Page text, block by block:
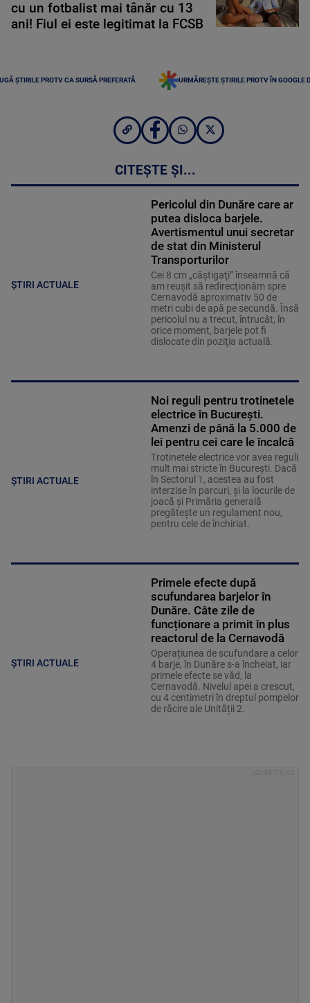
cu un fotbalist mai tânăr cu 13
ani! Fiul ei este legitimat la FCSB
ȘTIRILE PROTV CA SURSĂ PREFERATĂ URMĂREȘTE ȘTIRILE PROTV ÎN GOOGLE
CITEȘTE ȘI...
ȘTIRI ACTUALE
Pericolul din Dunăre care ar
putea disloca barjele.
Avertismentul unui secretar
de stat din Ministerul
Transporturilor
Cei 8 cm „câştigaţi” înseamnă că
am reuşit să redirecţionăm spre
Cernavodă aproximativ 50 de
metri cubi de apă pe secundă. Însă
pericolul nu a trecut, întrucât, în
orice moment, barjele pot fi
dislocate din poziţia actuală.
ȘTIRI ACTUALE
Noi reguli pentru trotinetele
electrice în București.
Amenzi de până la 5.000 de
lei pentru cei care le încalcă
Trotinetele electrice vor avea reguli
mult mai stricte în București. Dacă
în Sectorul 1, acestea au fost
interzise în parcuri, și la locurile de
joacă și Primăria generală
pregătește un regulament nou,
pentru cele de închiriat.
ȘTIRI ACTUALE
Primele efecte după
scufundarea barjelor în
Dunăre. Câte zile de
funcționare a primit în plus
reactorul de la Cernavodă
Operațiunea de scufundare a celor
4 barje, în Dunăre s-a încheiat, iar
primele efecte se văd, la
Cernavodă. Nivelul apei a crescut,
cu 4 centimetri în dreptul pompelor
de răcire ale Unității 2.